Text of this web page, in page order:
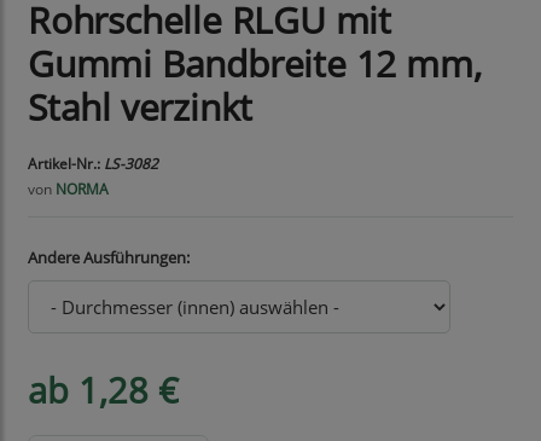
Rohrschelle RLGU mit
Gummi Bandbreite 12 mm,
Stahl verzinkt
Artikel-Nr.: LS-3082
von NORMA
Andere Ausführungen:
ab 1,28 €